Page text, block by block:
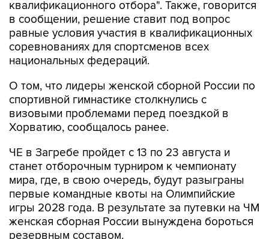
квалификационного отбора". Также, говорится
в сообщении, решение ставит под вопрос
равные условия участия в квалификационных
соревнованиях для спортсменов всех
национальных федераций.
О том, что лидеры женской сборной России по
спортивной гимнастике столкнулись с
визовыми проблемами перед поездкой в
Хорватию, сообщалось ранее.
ЧЕ в Загребе пройдет с 13 по 23 августа и
станет отборочным турниром к чемпионату
мира, где, в свою очередь, будут разыграны
первые командные квоты на Олимпийские
игры 2028 года. В результате за путевки на ЧМ
женская сборная России вынуждена бороться
резервным составом.